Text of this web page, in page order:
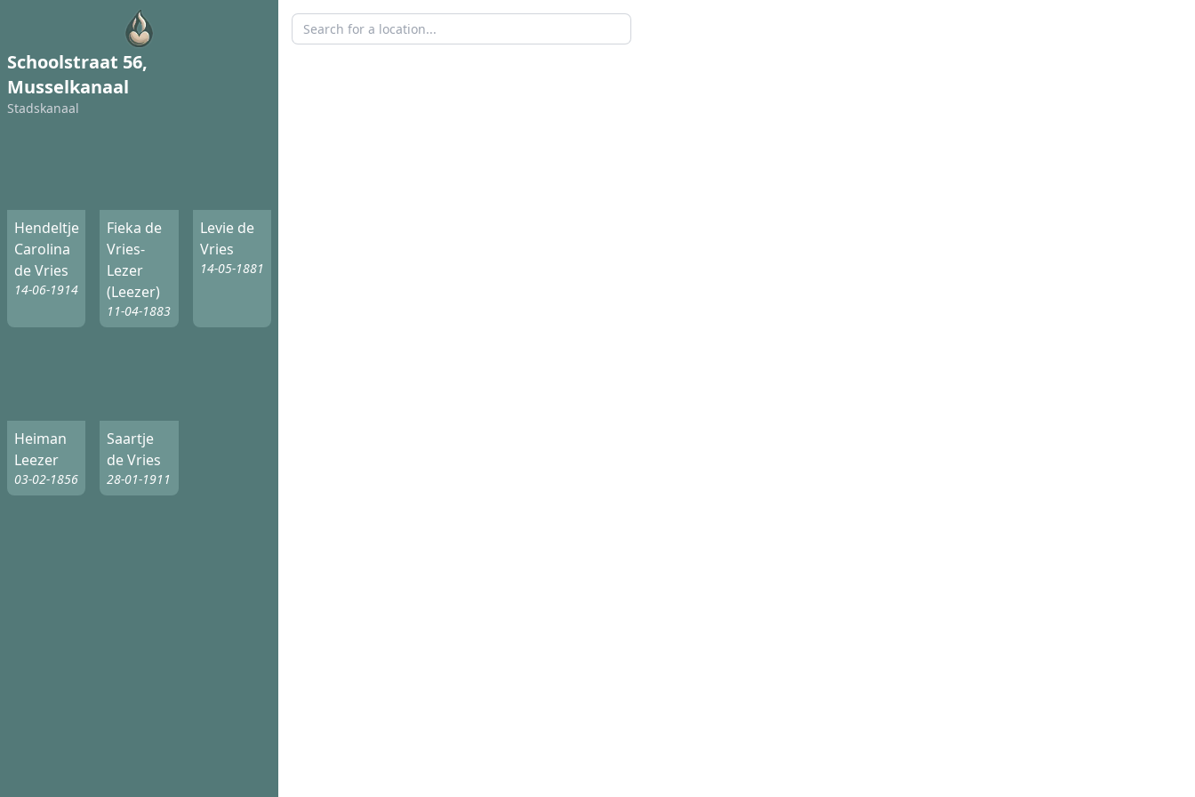
Schoolstraat 56,
Musselkanaal
Stadskanaal
Hendeltje
Carolina
de Vries
14-06-1914
Fieka de
Vries-
Lezer
(Leezer)
11-04-1883
Levie de
Vries
14-05-1881
Heiman
Leezer
03-02-1856
Saartje
de Vries
28-01-1911